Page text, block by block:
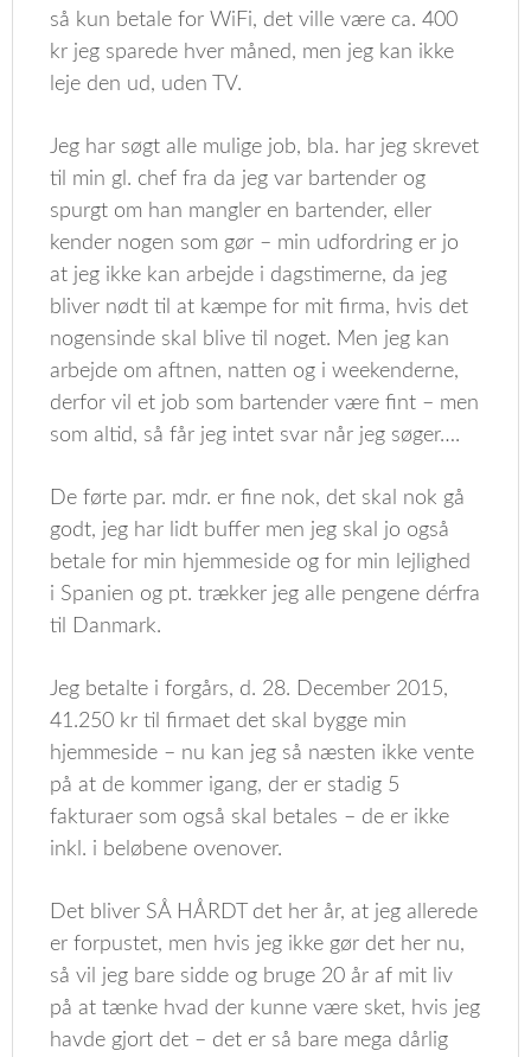
så kun betale for WiFi, det ville være ca. 400
kr jeg sparede hver måned, men jeg kan ikke
leje den ud, uden TV.
Jeg har søgt alle mulige job, bla. har jeg skrevet
til min gl. chef fra da jeg var bartender og
spurgt om han mangler en bartender, eller
kender nogen som gør – min udfordring er jo
at jeg ikke kan arbejde i dagstimerne, da jeg
bliver nødt til at kæmpe for mit firma, hvis det
nogensinde skal blive til noget. Men jeg kan
arbejde om aftnen, natten og i weekenderne,
derfor vil et job som bartender være fint – men
som altid, så får jeg intet svar når jeg søger….
De førte par. mdr. er fine nok, det skal nok gå
godt, jeg har lidt buffer men jeg skal jo også
betale for min hjemmeside og for min lejlighed
i Spanien og pt. trækker jeg alle pengene dérfra
til Danmark.
Jeg betalte i forgårs, d. 28. December 2015,
41.250 kr til firmaet det skal bygge min
hjemmeside – nu kan jeg så næsten ikke vente
på at de kommer igang, der er stadig 5
fakturaer som også skal betales – de er ikke
inkl. i beløbene ovenover.
Det bliver SÅ HÅRDT det her år, at jeg allerede
er forpustet, men hvis jeg ikke gør det her nu,
så vil jeg bare sidde og bruge 20 år af mit liv
på at tænke hvad der kunne være sket, hvis jeg
havde gjort det – det er så bare mega dårlig